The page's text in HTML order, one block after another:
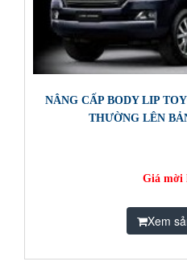
NÂNG CẤP BODY LIP
THƯỜNG LÊN
Giá mời
Xem